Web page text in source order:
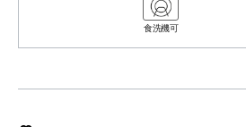
食洗機可